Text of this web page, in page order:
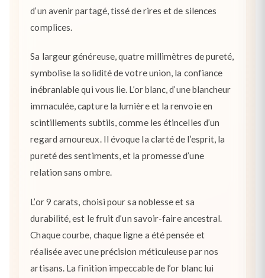
d’un avenir partagé, tissé de rires et de silences
complices.
Sa largeur généreuse, quatre millimètres de pureté,
symbolise la solidité de votre union, la confiance
inébranlable qui vous lie. L’or blanc, d’une blancheur
immaculée, capture la lumière et la renvoie en
scintillements subtils, comme les étincelles d’un
regard amoureux. Il évoque la clarté de l’esprit, la
pureté des sentiments, et la promesse d’une
relation sans ombre.
L’or 9 carats, choisi pour sa noblesse et sa
durabilité, est le fruit d’un savoir-faire ancestral.
Chaque courbe, chaque ligne a été pensée et
réalisée avec une précision méticuleuse par nos
artisans. La finition impeccable de l’or blanc lui